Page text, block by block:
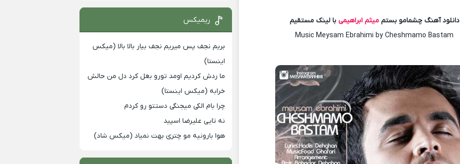
دانلود آهنگ چشمامو بستممیثم ابراهیمیبا لینک مستقیم
Music Meysam Ebrahimi by Cheshmamo Bastam
ریمیکس
بریم نجف پس میریم نجف بیار بالا بالا (میکس
اینستا)
ما ردش کردیم اومد تورو بغل کرد دل من حالش
خرابه (میکس اینستا)
چرا بام الکی میجنگی دستتو رو کردم
نه تایی علیرضا اسپید
هوا بارونیه مو چتری بهت نمیاد (میکس شاد)